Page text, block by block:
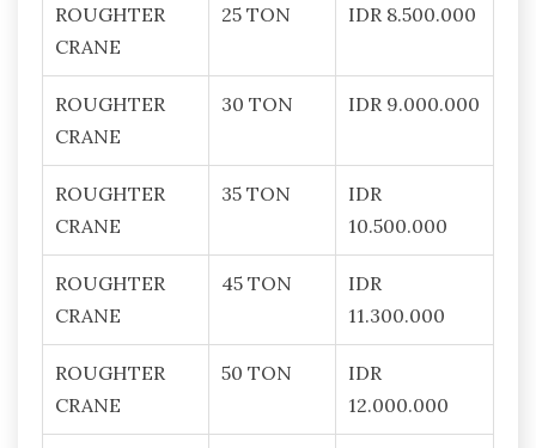
ROUGHTER
CRANE
25 TON IDR 8.500.000
ROUGHTER
CRANE
30 TON IDR 9.000.000
ROUGHTER
CRANE
35 TON
IDR
10.500.000
ROUGHTER
CRANE
45 TON
IDR
11.300.000
ROUGHTER
CRANE
50 TON
IDR
12.000.000